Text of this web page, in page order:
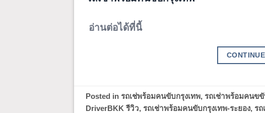
อ่านต่อได้ที่นี้
Posted in รถเช่พร้อมคนขับกรุงเทพ, รถเช่าพร้อมคนข
DriverBKK รีวิว, รถเช่าพร้อมคนขับกรุงเทพ-ระยอง, รถ